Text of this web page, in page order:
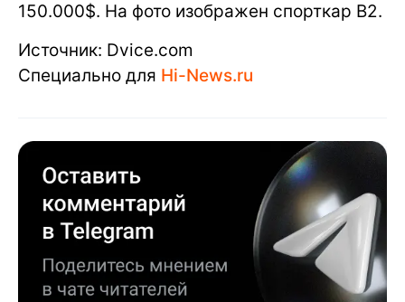
150.000$. На фото изображен спорткар B2.
Источник: Dvice.com
Специально для Hi-News.ru